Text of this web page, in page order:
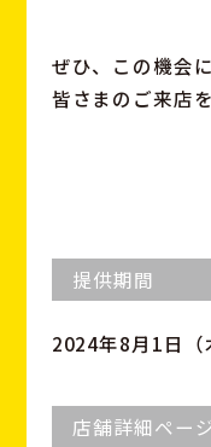
ぜひ、この機会
皆さまのご来店
提供期間
2024年8月1日（
店舗詳細ページ